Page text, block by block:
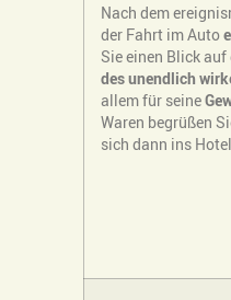
Nach dem
der Fahrt im Auto
Sie einen Blick
des unendlich
allem für seine
Waren begrüßen
sich dann ins Hotel